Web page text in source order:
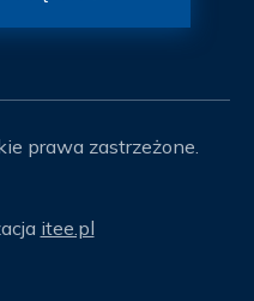
prawa zastrzeżone.
itee.pl